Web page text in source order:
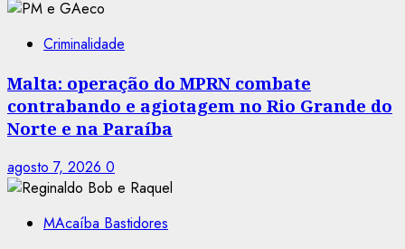
Criminalidade
Malta: operação do MPRN combate
contrabando e agiotagem no Rio Grande do
Norte e na Paraíba
agosto 7, 2026 0
MAcaíba Bastidores